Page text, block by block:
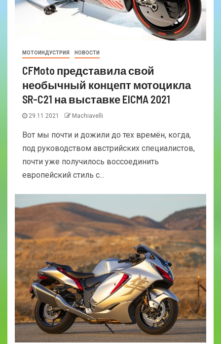
МОТОИНДУСТРИЯ НОВОСТИ
CFMoto представила свой
необычный концепт мотоцикла
SR-C21 на выставке EICMA 2021
29.11.2021 Machiavelli
Вот мы почти и дожили до тех времён, когда,
под руководством австрийских специалистов,
почти уже получилось воссоединить
европейский стиль с...